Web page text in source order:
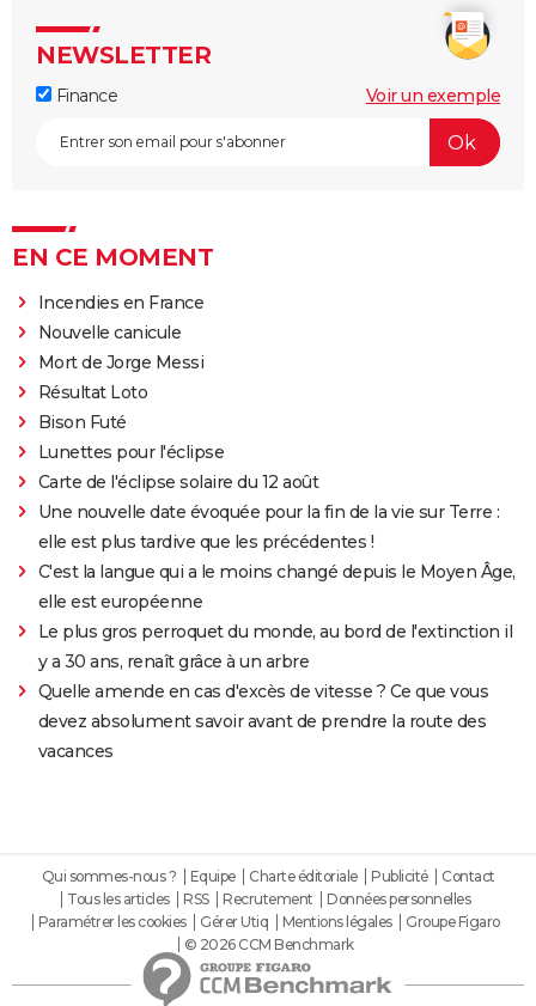
NEWSLETTER
Finance Voir un exemple
EN CE MOMENT
Incendies en France
Nouvelle canicule
Mort de Jorge Messi
Résultat Loto
Bison Futé
Lunettes pour l'éclipse
Carte de l'éclipse solaire du 12 août
Une nouvelle date évoquée pour la fin de la vie sur Terre :
elle est plus tardive que les précédentes !
C'est la langue qui a le moins changé depuis le Moyen Âge,
elle est européenne
Le plus gros perroquet du monde, au bord de l'extinction il
y a 30 ans, renaît grâce à un arbre
Quelle amende en cas d'excès de vitesse ? Ce que vous
devez absolument savoir avant de prendre la route des
vacances
Qui sommes-nous ? Equipe Charte éditoriale Publicité
Contact
Tous les articles
RSS Recrutement
Données personnelles
Paramétrer les cookies
Gérer Utiq Mentions légales
Groupe Figaro
© 2026 CCM Benchmark